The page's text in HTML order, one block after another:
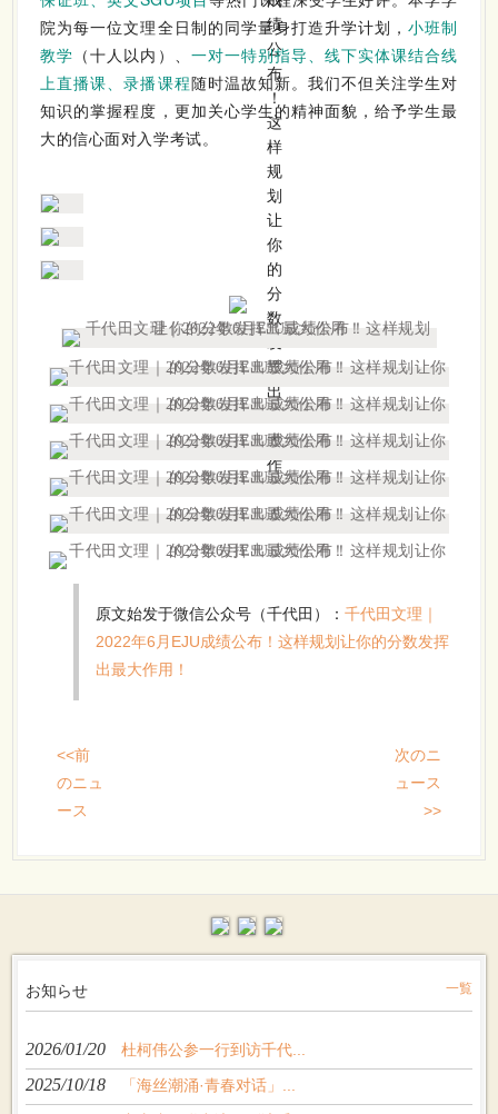
院为每一位文理全日制的同学量身打造升学计划，小班制
教学 （十人以内）、 一对一特别指导、线下实体课结合线
上直播课、录播课程随时温故知新。我们不但关注学生对
知识的掌握程度，更加关心学生的精神面貌，给予学生最
大的信心面对入学考试。
原文始发于微信公众号（千代田）：千代田文理｜
2022年6月EJU成绩公布！这样规划让你的分数发挥
出最大作用！
<<前
のニュ
ース
次のニ
ュース
>>
お知らせ 一覧
2026/01/20 杜柯伟公参一行到访千代...
2025/10/18 「海丝潮涌·青春对话」...